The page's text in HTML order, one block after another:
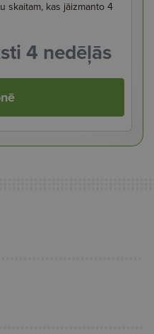
skaitam, kas jāizmanto 4
4 nedēļās